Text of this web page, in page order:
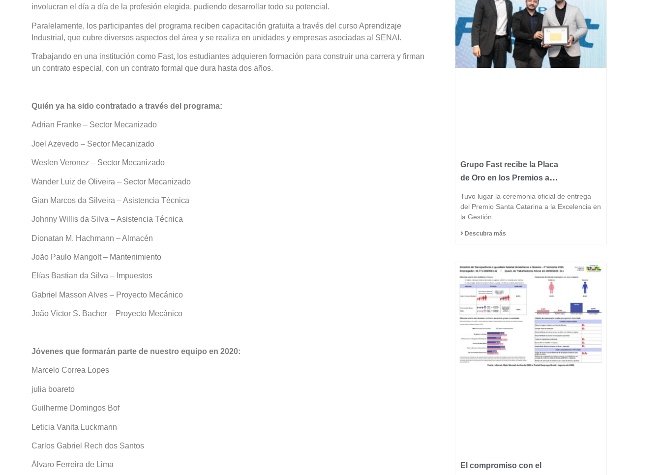
involucran el día a día de la profesión elegida, pudiendo desarrollar todo su potencial.
Paralelamente, los participantes del programa reciben capacitación gratuita a través del curso Aprendizaje
Industrial, que cubre diversos aspectos del área y se realiza en unidades y empresas asociadas al SENAI.
Trabajando en una institución como Fast, los estudiantes adquieren formación para construir una carrera y firman
un contrato especial, con un contrato formal que dura hasta dos años.
Quién ya ha sido contratado a través del programa:
Adrian Franke – Sector Mecanizado
Joel Azevedo – Sector Mecanizado
Weslen Veronez – Sector Mecanizado
Wander Luiz de Oliveira – Sector Mecanizado
Gian Marcos da Silveira – Asistencia Técnica
Johnny Willis da Silva – Asistencia Técnica
Dionatan M. Hachmann – Almacén
João Paulo Mangolt – Mantenimiento
Elías Bastian da Silva – Impuestos
Gabriel Masson Alves – Proyecto Mecánico
João Victor S. Bacher – Proyecto Mecánico
Jóvenes que formarán parte de nuestro equipo en 2020:
Marcelo Correa Lopes
julia boareto
Guilherme Domingos Bof
Leticia Vanita Luckmann
Carlos Gabriel Rech dos Santos
Álvaro Ferreira de Lima
Grupo Fast recibe la Placa
de Oro en los Premios a la
Catarina 2025 y consolida
su posición entre las
industrias más
Tuvo lugar la ceremonia oficial de entrega
del Premio Santa Catarina a la Excelencia en
la Gestión.
Descubra más
El compromiso con el